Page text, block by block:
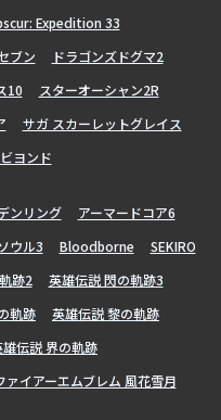
Expedition 33
ブン
ドラゴンズドグマ2
10
スターオーシャン2R
サガ スカーレットグレイス
ヨンド
ンリング
アーマードコア6
ウル3 Bloodborne
SEKIRO
跡2
英雄伝説 閃の軌跡3
軌跡
英雄伝説 黎の軌跡
雄伝説 界の軌跡
ァイアーエムブレム 風花雪月